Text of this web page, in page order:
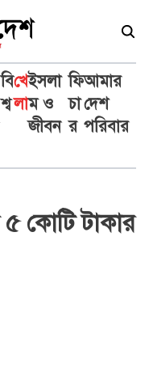
বি
শ্ব
খে
লা
ইসলা
ম ও
জীবন
ফি
চা
র
আমার
দেশ
পরিবার
৫ কোটি টাকার